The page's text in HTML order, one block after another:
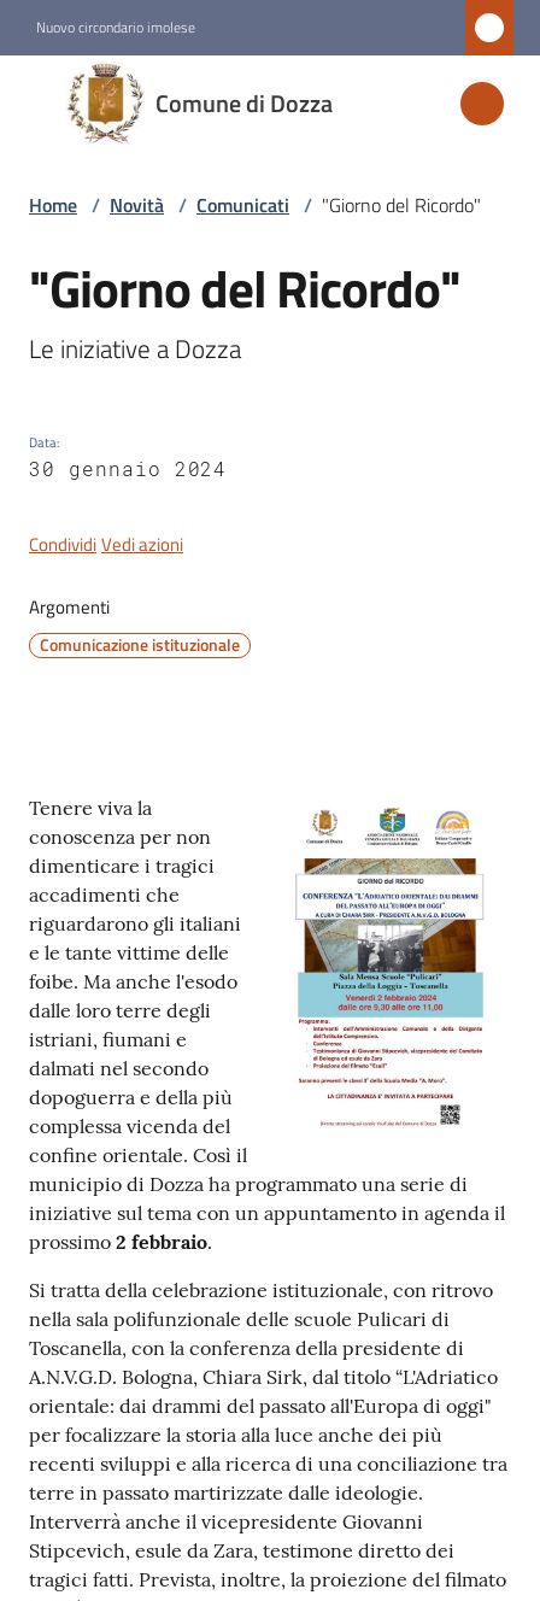
Nuovo circondario imolese
Comune di Dozza
Comune
di
Dozza
Menu selezionato
Vivere
Servizi
gli
argomenti
Seguici
su
Home / Novità / Comunicati / "Giorno del Ricordo"
Salta al contenuto
"Giorno del Ricordo"
Le iniziative a Dozza
Data:
30 gennaio 2024
CondividiVedi azioni
Argomenti
Comunicazione istituzionale
Contenuto
Tenere viva la
conoscenza per non
dimenticare i tragici
accadimenti che
riguardarono gli italiani
e le tante vittime delle
foibe. Ma anche l'esodo
dalle loro terre degli
istriani, fiumani e
dalmati nel secondo
dopoguerra e della più
complessa vicenda del
confine orientale. Così il
municipio di Dozza ha programmato una serie di
iniziative sul tema con un appuntamento in agenda il
prossimo 2 febbraio.
Si tratta della celebrazione istituzionale, con ritrovo
nella sala polifunzionale delle scuole Pulicari di
Toscanella, con la conferenza della presidente di
A.N.V.G.D. Bologna, Chiara Sirk, dal titolo “L'Adriatico
orientale: dai drammi del passato all'Europa di oggi"
per focalizzare la storia alla luce anche dei più
recenti sviluppi e alla ricerca di una conciliazione tra
terre in passato martirizzate dalle ideologie.
Interverrà anche il vicepresidente Giovanni
Stipcevich, esule da Zara, testimone diretto dei
tragici fatti. Prevista, inoltre, la proiezione del filmato